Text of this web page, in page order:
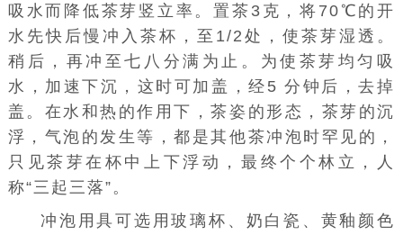
吸水而降低茶芽竖立率。置茶 3克，将70℃的开
水先快后慢冲入茶杯，至1/2处，使茶芽湿透。
稍后，再冲至七八分满为止。为使茶芽均匀吸
水，加速下沉，这时可加盖，经5 分钟后，去掉
盖。在水和热的作用下，茶姿的形态，茶芽的沉
浮，气泡的发生等，都是其他茶冲泡时罕见的，
只见茶芽在杯中上下浮动，最终个个林立，人
称“三起三落”。
冲泡用具可选用玻璃杯 、奶白瓷、黄釉颜色